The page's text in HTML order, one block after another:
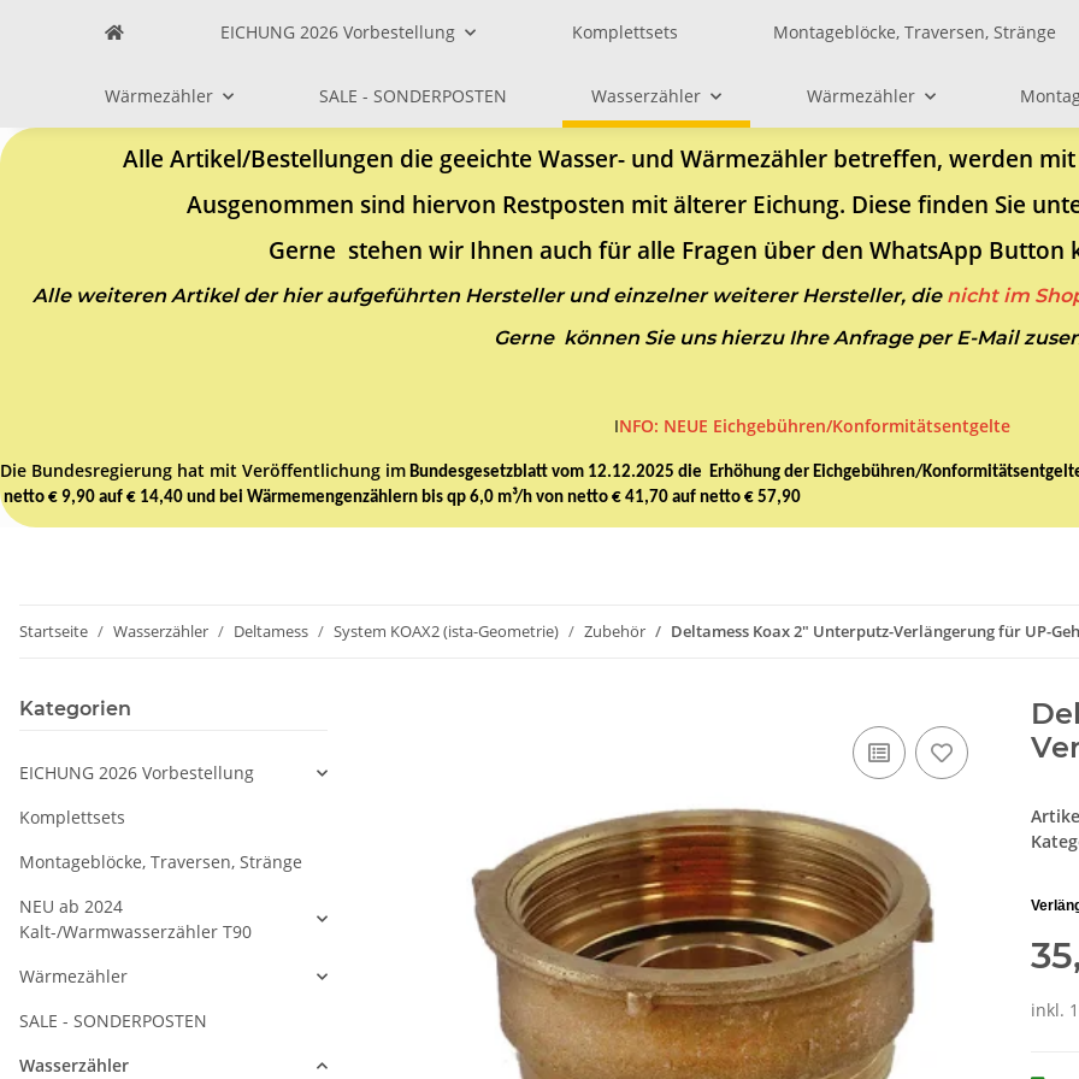
EICHUNG 2026 Vorbestellung Komplettsets Montageblöcke, Traversen, Stränge
Wärmezähler SALE - SONDERPOSTEN Wasserzähler Wärmezähler
Alle Artikel/Bestellungen die geeichte Wasser- und Wärmezähler betreffen, werden
Ausgenommen sind hiervon Restposten mit älterer Eichung. Diese finden Sie
Gerne stehen wir Ihnen auch für alle Fragen über den WhatsApp Button
Alle weiteren Artikel der hier aufgeführten Hersteller und einzelner weiterer Hersteller, die nicht im
Gerne können Sie uns hierzu Ihre Anfrage per E-Mail
INFO: NEUE Eichgebühren/Konformitätsentgelte
Die Bundesregierung hat mit Veröffentlichung im Bundesgesetzblatt vom 12.12.2025 die Erhöhung der Eichgebühren/
netto € 9,90 auf € 14,40 und bei Wärmemengenzählern bis qp 6,0 m³/h von netto € 41,70 auf netto € 57,90
Startseite Wasserzähler Deltamess System KOAX2 (ista-Geometrie) Zubehör Deltamess Koax 2" Unterputz-Verlängerung für UP-
inkl.
Kategorien
EICHUNG 2026 Vorbestellung
Komplettsets
Montageblöcke, Traversen, Stränge
NEU ab 2024
Kalt-/Warmwasserzähler T90
Wärmezähler
SALE - SONDERPOSTEN
Wasserzähler